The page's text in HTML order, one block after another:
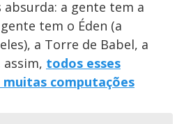
a gente tem a
tem o Éden (a
a Torre de Babel, a
assim, todos esses
computações